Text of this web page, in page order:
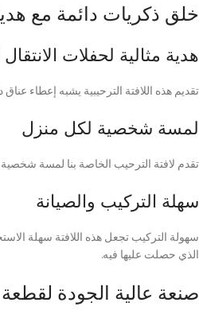
خلق ذكريات دائمة مع
هدية مثالية لحفلات
تقديم هذه اللافتة الترحيبية يشبه إعطاء
لمسة شخصية لكل منزل
تقدم لافتة الترحيب الخاصة بنا لمسة
سهلة التركيب والصيانة
سهولة التركيب تجعل هذه اللافتة سهلة
الذي حصلت عليها فيه.
صنعة عالية الجودة